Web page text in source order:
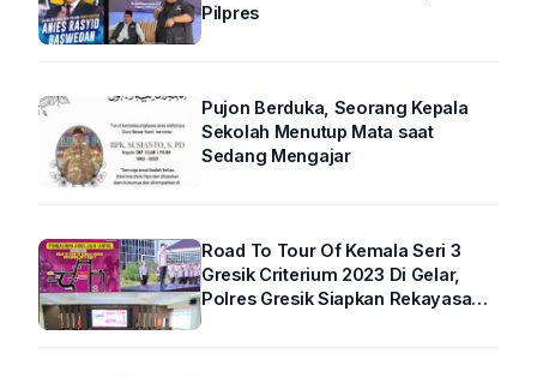
Pilpres
Pujon Berduka, Seorang Kepala
Sekolah Menutup Mata saat
Sedang Mengajar
Road To Tour Of Kemala Seri 3
Gresik Criterium 2023 Di Gelar,
Polres Gresik Siapkan Rekayasa